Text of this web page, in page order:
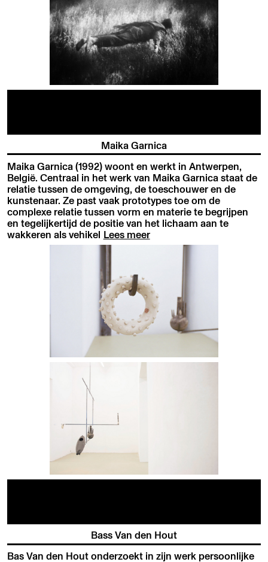
Maika Garnica
Maika Garnica (1992) woont en werkt in Antwerpen,
België. Centraal in het werk van Maika Garnica staat de
relatie tussen de omgeving, de toeschouwer en de
kunstenaar. Ze past vaak prototypes toe om de
complexe relatie tussen vorm en materie te begrijpen
en tegelijkertijd de positie van het lichaam aan te
wakkeren als vehikel Lees meer
Bass Van den Hout
Bas Van den Hout onderzoekt in zijn werk persoonlijke